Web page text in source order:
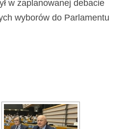
w zaplanowanej debacie
wyborów do Parlamentu